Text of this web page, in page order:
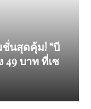
นสุดคุ้ม! “บี
49 บาท ที่เซ